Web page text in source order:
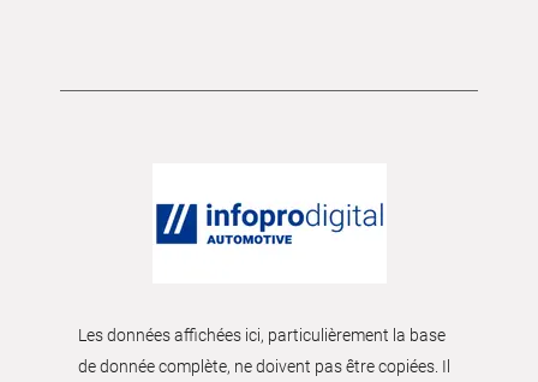
Les données affichées ici, particulièrement la base
de donnée complète, ne doivent pas être copiées. Il